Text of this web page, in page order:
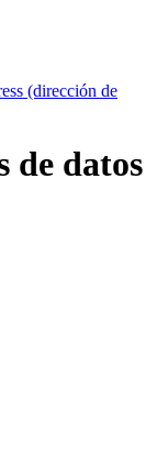
(dirección de
de datos